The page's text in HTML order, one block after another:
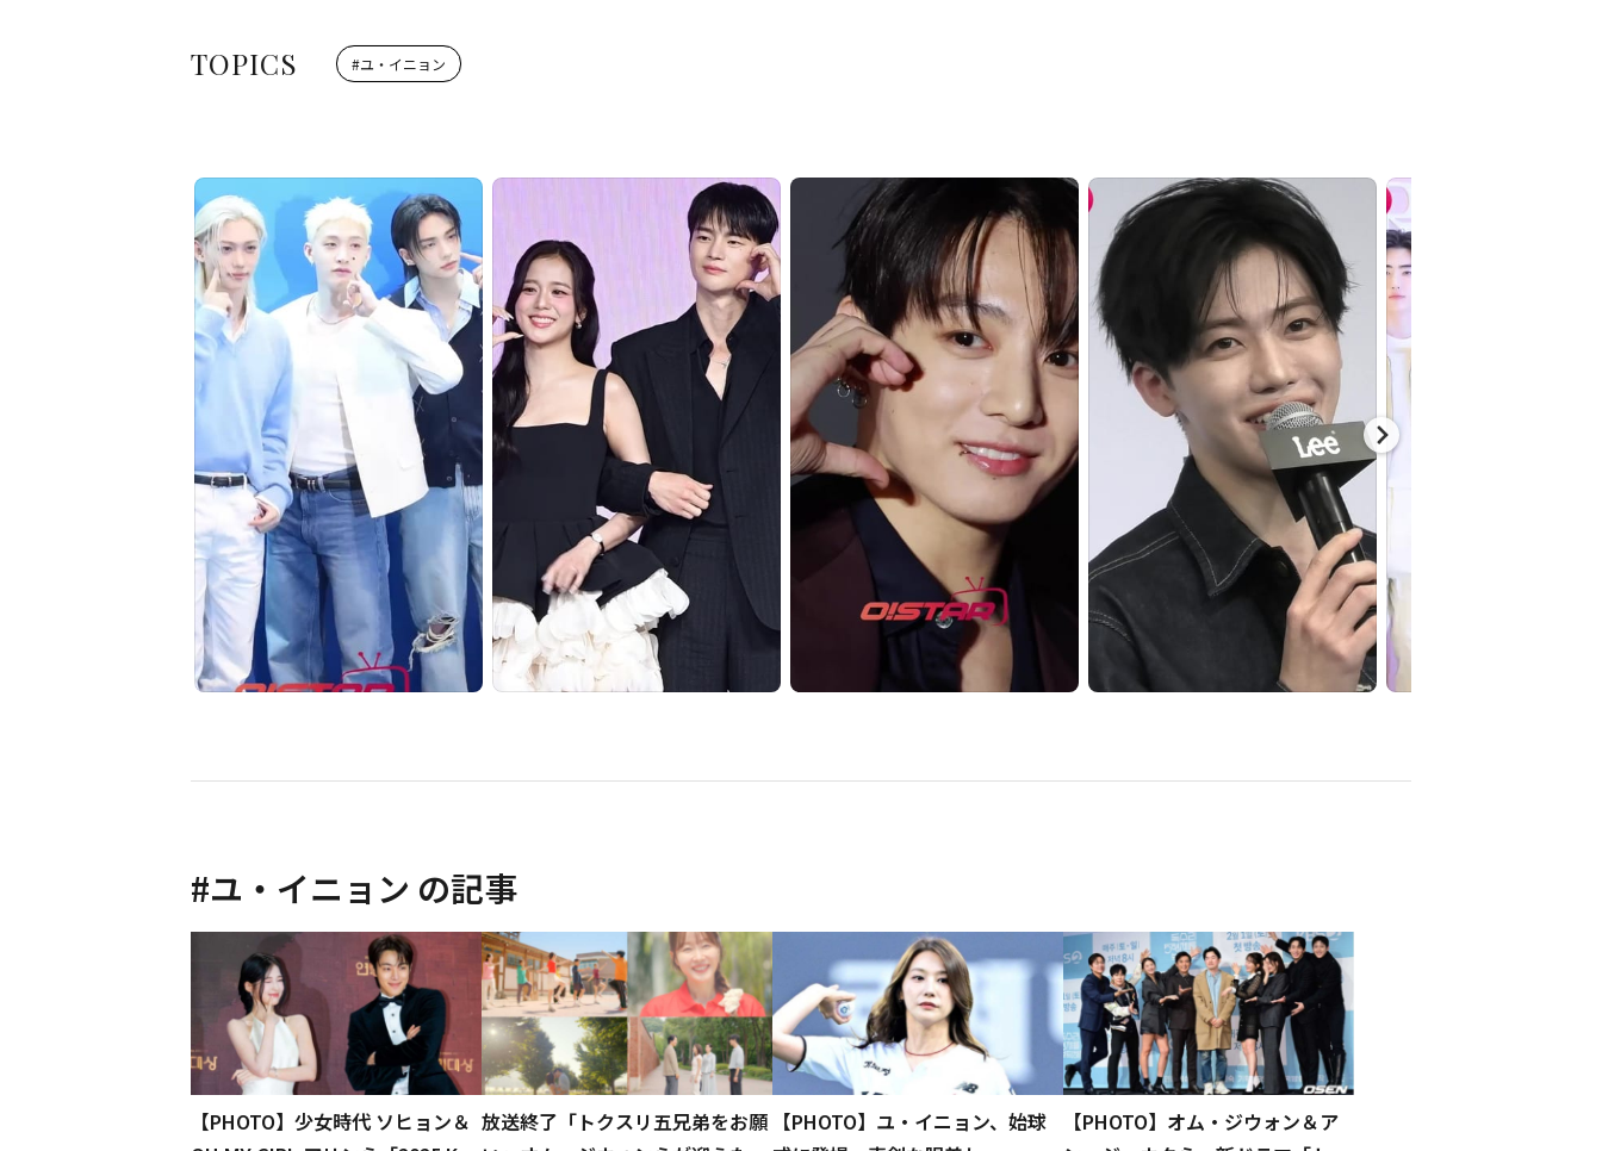
TOPICS #ユ・イニョン
#ユ・イニョン の記事
【PHOTO】少女時代 ソヒョン＆ 放送終了「トクスリ五兄弟をお願 【PHOTO】ユ・イニョン、始球
【PHOTO】オム・ジウォン＆ア